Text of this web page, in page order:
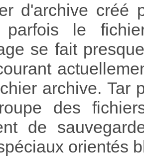
d'archive créé
parfois le
se fait
archive. Tar
des
de
orientés